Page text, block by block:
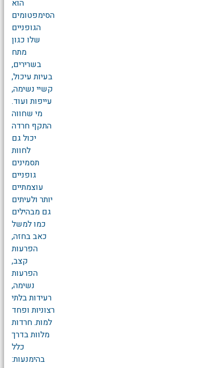
הוא
הסימפטומים
הגופניים
שלו כגון
מתח
בשרירים,
בעיות עיכול,
קשיי נשימה,
עייפות ועוד.
מי שחווה
התקף חרדה
יכול גם
לחוות
תסמינים
גופניים
עוצמתיים
יותר ולעיתים
גם מבהילים
כמו למשל
כאב בחזה,
הפרעות
קצב,
הפרעות
נשימה,
רעידות בלתי
רצוניות ופחד
למות. חרדות
מלוות בדרך
כלל
בהימנעות: